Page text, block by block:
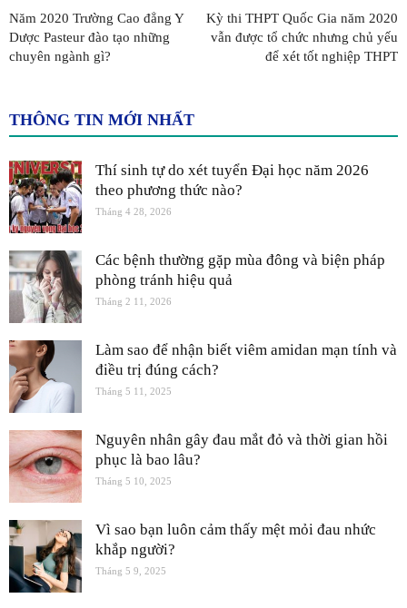
Năm 2020 Trường Cao đẳng Y
Dược Pasteur đào tạo những
chuyên ngành gì?
Kỳ thi THPT Quốc Gia năm 2020
vẫn được tổ chức nhưng chủ yếu
để xét tốt nghiệp THPT
THÔNG TIN MỚI NHẤT
Thí sinh tự do xét tuyển Đại học năm 2026
theo phương thức nào?
Tháng 4 28, 2026
Các bệnh thường gặp mùa đông và biện pháp
phòng tránh hiệu quả
Tháng 2 11, 2026
Làm sao để nhận biết viêm amidan mạn tính và
điều trị đúng cách?
Tháng 5 11, 2025
Nguyên nhân gây đau mắt đỏ và thời gian hồi
phục là bao lâu?
Tháng 5 10, 2025
Vì sao bạn luôn cảm thấy mệt mỏi đau nhức
khắp người?
Tháng 5 9, 2025